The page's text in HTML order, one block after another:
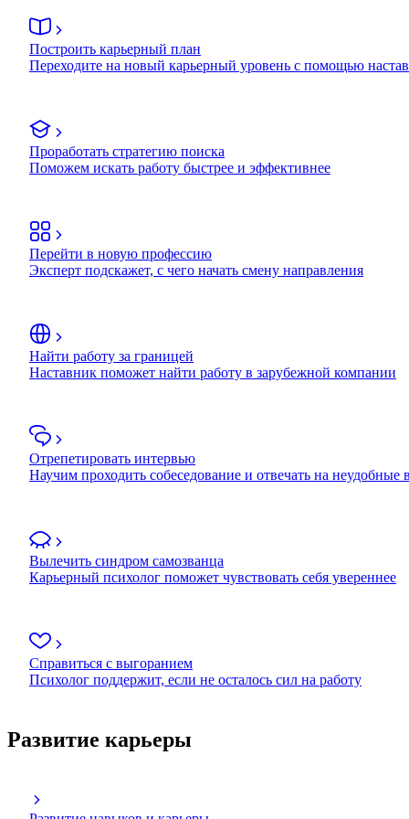
Построить карьерный план
Переходите на новый карьерный уровень с помощью
Проработать стратегию поиска
Поможем искать работу быстрее и эффективнее
Перейти в новую профессию
Эксперт подскажет, с чего начать смену направления
Найти работу за границей
Наставник поможет найти работу в зарубежной компании
Отрепетировать интервью
Научим проходить собеседование и отвечать на неудобные
Вылечить синдром самозванца
Карьерный психолог поможет чувствовать себя увереннее
Справиться с выгоранием
Психолог поддержит, если не осталось сил на работу
Развитие карьеры